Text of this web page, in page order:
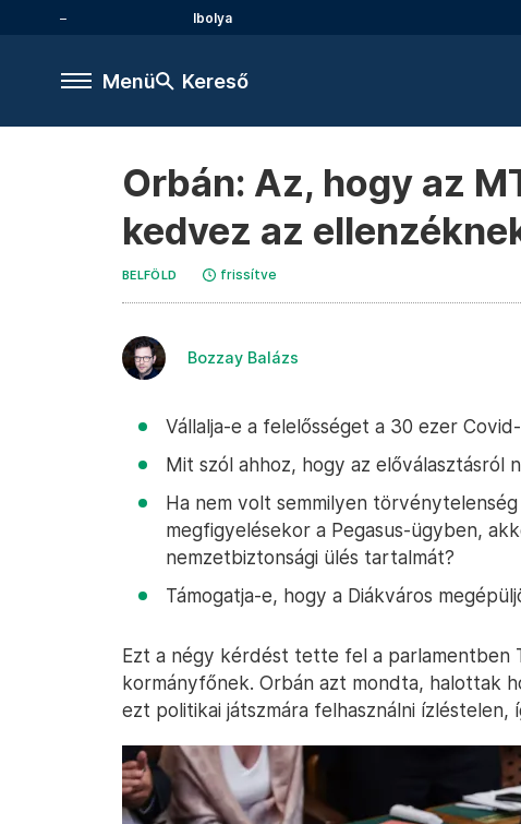
Ibolya
Menü Kereső
Orbán: Az, hogy az
kedvez az
BELFÖLD frissítve
Bozzay Balázs
Vállalja-e a felelősséget a 30 ezer
Mit szól ahhoz, hogy az előválasztásról
Ha nem volt semmilyen
megfigyelésekor a Pegasus-ügyben,
nemzetbiztonsági ülés tartalmát?
Támogatja-e, hogy a Diákváros
Ezt a négy kérdést tette fel a parlamentben
kormányfőnek. Orbán azt mondta, halottak
ezt politikai játszmára felhasználni ízléstelen,